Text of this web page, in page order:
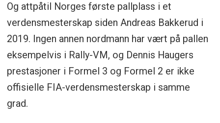
Og attpåtil Norges første pallplass i et
verdensmesterskap siden Andreas Bakkerud i
2019. Ingen annen nordmann har vært på pallen
eksempelvis i Rally-VM, og Dennis Haugers
prestasjoner i Formel 3 og Formel 2 er ikke
offisielle FIA-verdensmesterskap i samme
grad.